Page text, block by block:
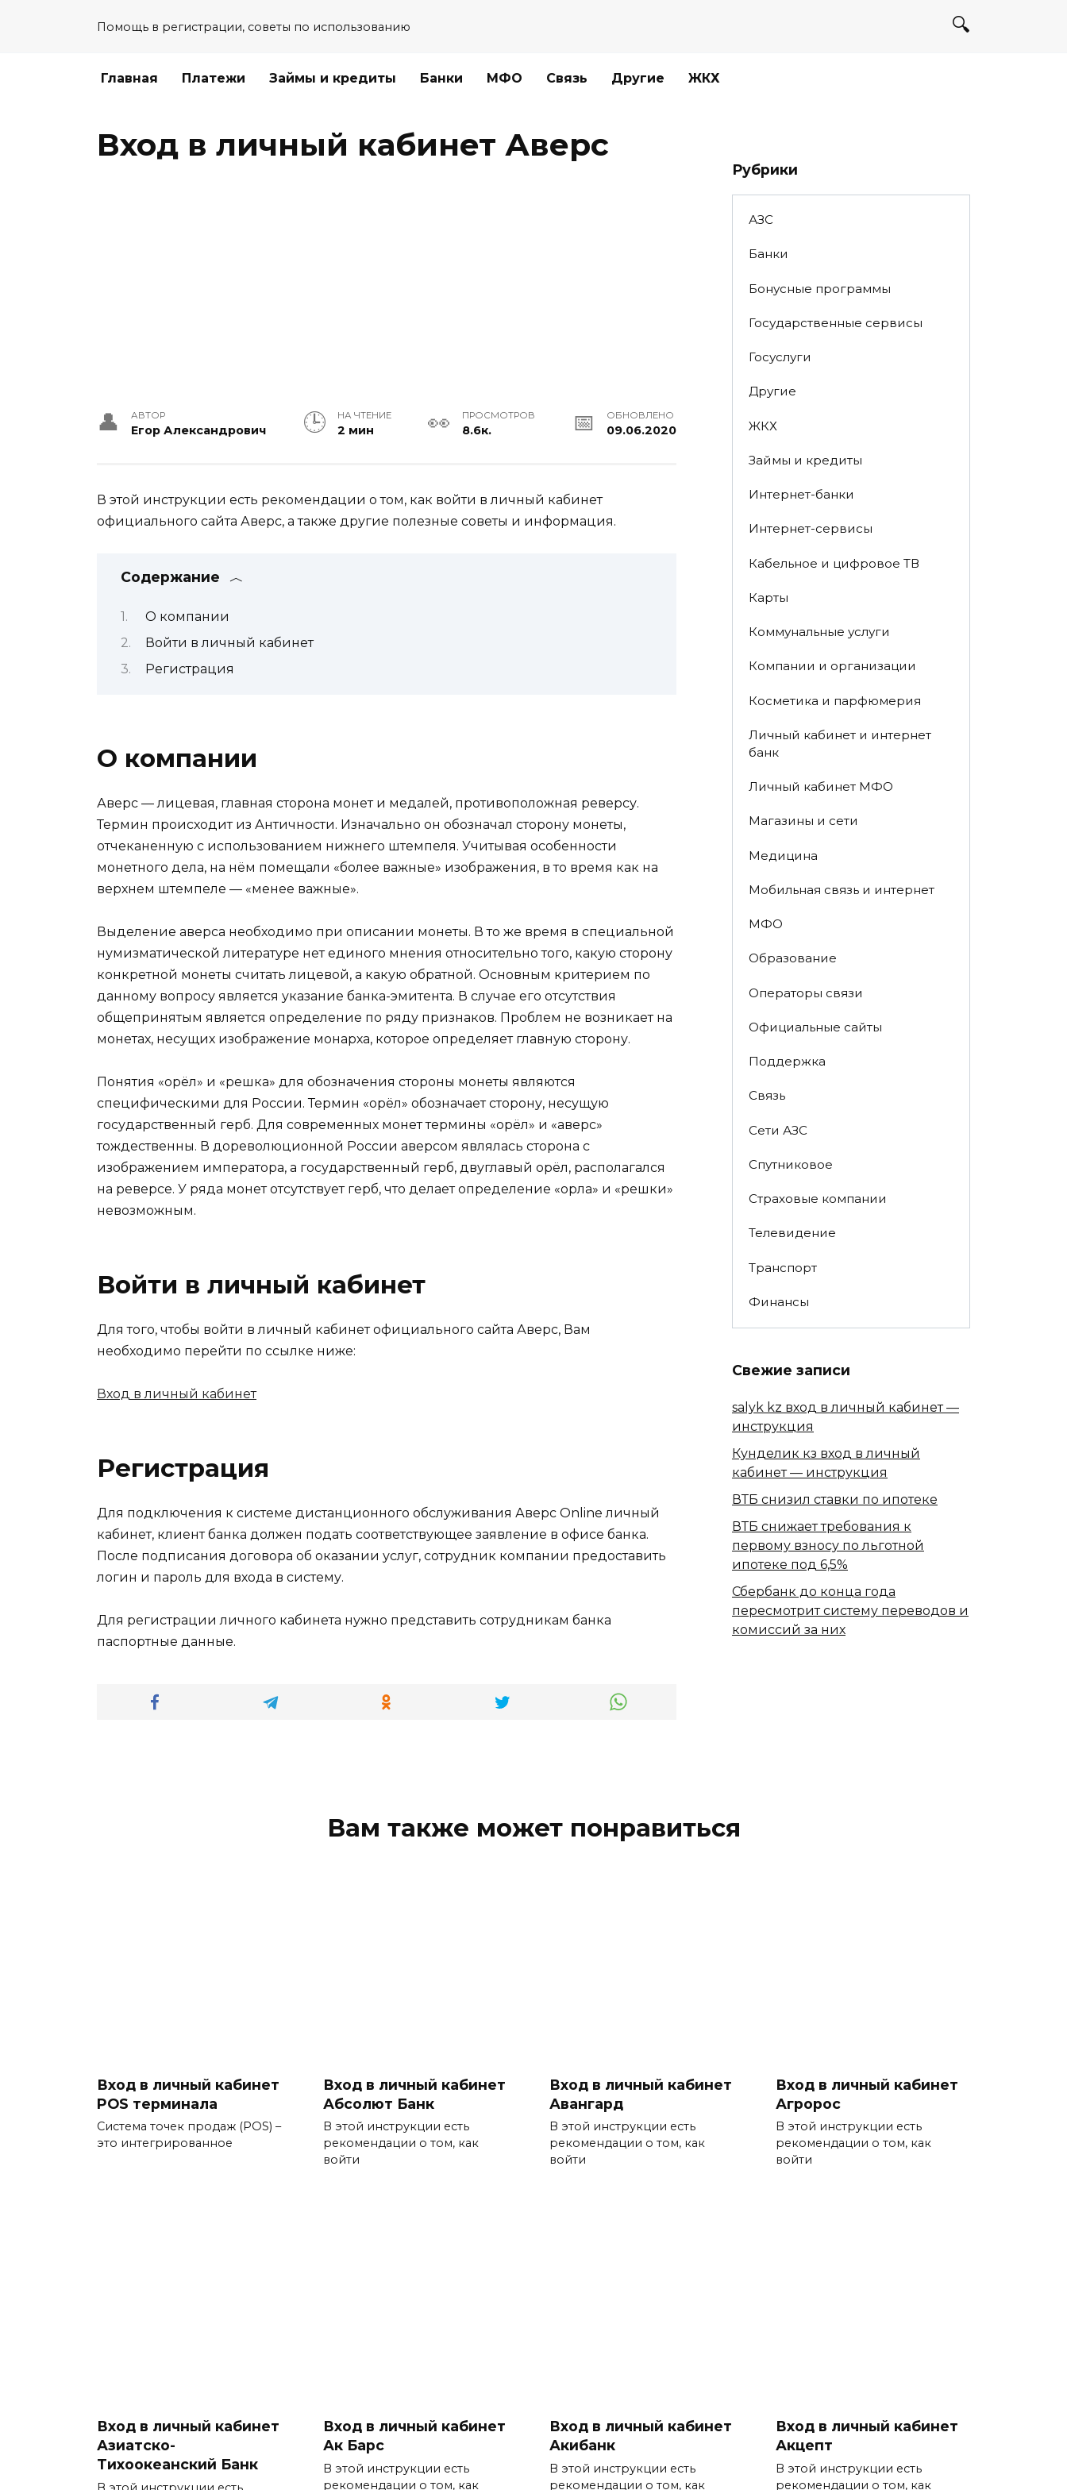
Помощь в регистрации, советы по использованию
Главная Платежи Займы и кредиты Банки МФО Связь Другие ЖКХ
Вход в личный кабинет Аверс
АВТОР
Егор Александрович
НА ЧТЕНИЕ
2 мин
ПРОСМОТРОВ
8.6к.
ОБНОВЛЕНО
09.06.2020
В этой инструкции есть рекомендации о том, как войти в личный кабинет
официального сайта Аверс, а также другие полезные советы и информация.
Содержание
О компании
Войти в личный кабинет
Регистрация
О компании
Аверс — лицевая, главная сторона монет и медалей, противоположная реверсу.
Термин происходит из Античности. Изначально он обозначал сторону монеты,
отчеканенную с использованием нижнего штемпеля. Учитывая особенности
монетного дела, на нём помещали «более важные» изображения, в то время как на
верхнем штемпеле — «менее важные».
Выделение аверса необходимо при описании монеты. В то же время в специальной
нумизматической литературе нет единого мнения относительно того, какую сторону
конкретной монеты считать лицевой, а какую обратной. Основным критерием по
данному вопросу является указание банка-эмитента. В случае его отсутствия
общепринятым является определение по ряду признаков. Проблем не возникает на
монетах, несущих изображение монарха, которое определяет главную сторону.
Понятия «орёл» и «решка» для обозначения стороны монеты являются
специфическими для России. Термин «орёл» обозначает сторону, несущую
государственный герб. Для современных монет термины «орёл» и «аверс»
тождественны. В дореволюционной России аверсом являлась сторона с
изображением императора, а государственный герб, двуглавый орёл, располагался
на реверсе. У ряда монет отсутствует герб, что делает определение «орла» и «решки»
невозможным.
Войти в личный кабинет
Для того, чтобы войти в личный кабинет официального сайта Аверс, Вам
необходимо перейти по ссылке ниже:
Вход в личный кабинет
Регистрация
Для подключения к системе дистанционного обслуживания Аверс Online личный
кабинет, клиент банка должен подать соответствующее заявление в офисе банка.
После подписания договора об оказании услуг, сотрудник компании предоставить
логин и пароль для входа в систему.
Для регистрации личного кабинета нужно представить сотрудникам банка
паспортные данные.
Рубрики
АЗС
Банки
Бонусные программы
Государственные сервисы
Госуслуги
Другие
ЖКХ
Займы и кредиты
Интернет-банки
Интернет-сервисы
Кабельное и цифровое ТВ
Карты
Коммунальные услуги
Компании и организации
Косметика и парфюмерия
Личный кабинет и интернет
банк
Личный кабинет МФО
Магазины и сети
Медицина
Мобильная связь и интернет
МФО
Образование
Операторы связи
Официальные сайты
Поддержка
Связь
Сети АЗС
Спутниковое
Страховые компании
Телевидение
Транспорт
Финансы
Свежие записи
salyk kz вход в личный кабинет —
инструкция
Кунделик кз вход в личный
кабинет — инструкция
ВТБ снизил ставки по ипотеке
ВТБ снижает требования к
первому взносу по льготной
ипотеке под 6,5%
Сбербанк​ до конца года
пересмотрит систему переводов и
комиссий за них
Вам также может понравиться
Вход в личный кабинет
POS терминала
Система точек продаж (POS) –
это интегрированное
Вход в личный кабинет
Абсолют Банк
В этой инструкции есть
рекомендации о том, как
войти
Вход в личный кабинет
Авангард
В этой инструкции есть
рекомендации о том, как
войти
Вход в личный кабинет
Агророс
В этой инструкции есть
рекомендации о том, как
войти
Вход в личный кабинет
Азиатско-
Тихоокеанский Банк
Вход в личный кабинет
Ак Барс
В этой инструкции есть
рекомендации о том, как
Вход в личный кабинет
Акибанк
В этой инструкции есть
рекомендации о том, как
Вход в личный кабинет
Акцепт
В этой инструкции есть
рекомендации о том, как